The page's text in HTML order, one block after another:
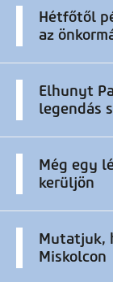
Hétfőtől
az
Elhunyt
legendás
Még egy
kerüljön
Mutatjuk,
Miskolcon